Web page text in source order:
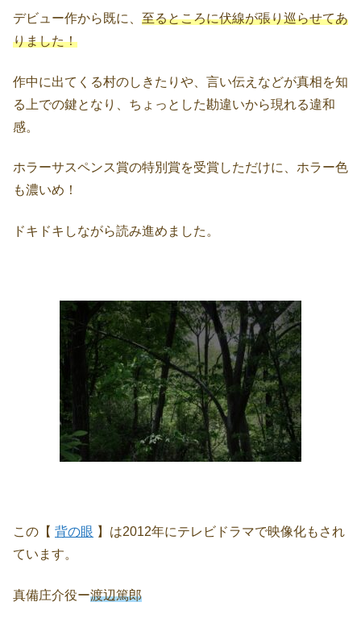
デビュー作から既に、 至るところに伏線が張り巡らせてあ
りました！
作中に出てくる村のしきたりや、言い伝えなどが真相を知
る上での鍵となり、ちょっとした勘違いから現れる違和
感。
ホラーサスペンス賞の特別賞を受賞しただけに、ホラー色
も濃いめ！
ドキドキしながら読み進めました。
この【 背の眼 】は2012年にテレビドラマで映像化もされ
ています。
真備庄介役ー渡辺篤郎